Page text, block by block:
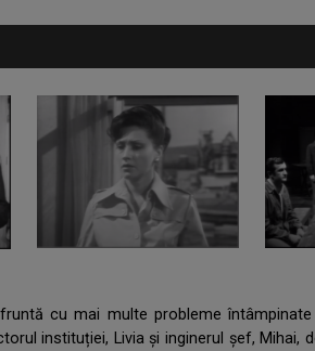
cu mai multe probleme întâmpinate
instituției, Livia și inginerul șef, Mihai,